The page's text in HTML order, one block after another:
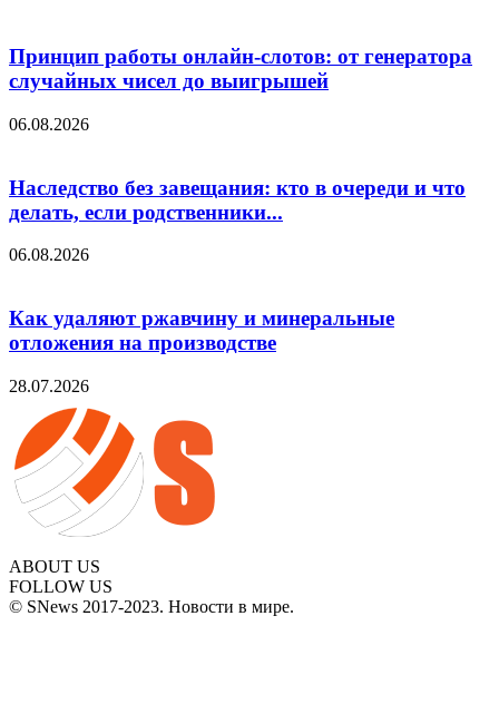
Принцип работы онлайн-слотов: от генератора
случайных чисел до выигрышей
06.08.2026
Наследство без завещания: кто в очереди и что
делать, если родственники...
06.08.2026
Как удаляют ржавчину и минеральные
отложения на производстве
28.07.2026
ABOUT US
FOLLOW US
© SNews 2017-2023. Новости в мире.